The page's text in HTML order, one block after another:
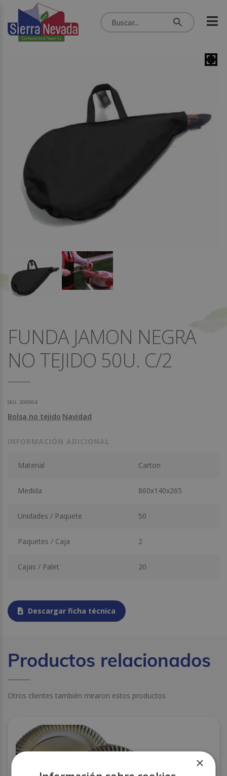
FUNDA JAMON NEGRA
NO TEJIDO 50U. C/2
SKU: 200004
Bolsa no tejido Navidad
INFORMACIÓN ADICIONAL
Material Carton
Medida 860x140x265
Unidades / Paquete 50
Paquetes / Caja 2
Cajas / Palet 20
Descargar ficha técnica
Productos relacionados
Otros clientes también miraron estos productos
×